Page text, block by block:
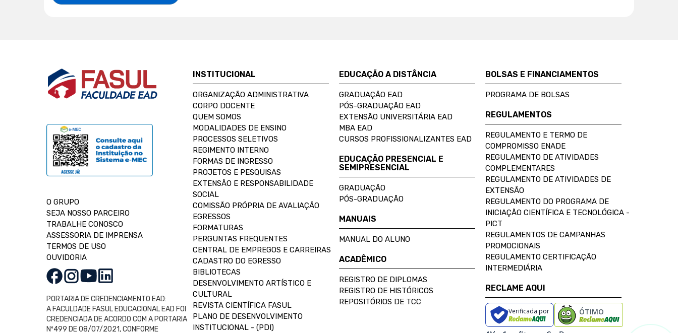
O GRUPO
SEJA NOSSO PARCEIRO
TRABALHE CONOSCO
ASSESSORIA DE IMPRENSA
TERMOS DE USO
OUVIDORIA
PORTARIA DE CREDENCIAMENTO EAD:
A FACULDADE FASUL EDUCACIONAL EAD FOI
CREDENCIADA DE ACORDO COM A PORTARIA
Nº499 DE 08/07/2021, CONFORME
INSTITUCIONAL
ORGANIZAÇÃO ADMINISTRATIVA
CORPO DOCENTE
QUEM SOMOS
MODALIDADES DE ENSINO
PROCESSOS SELETIVOS
REGIMENTO INTERNO
FORMAS DE INGRESSO
PROJETOS E PESQUISAS
EXTENSÃO E RESPONSABILIDADE
SOCIAL
COMISSÃO PRÓPRIA DE AVALIAÇÃO
EGRESSOS
FORMATURAS
PERGUNTAS FREQUENTES
CENTRAL DE EMPREGOS E CARREIRAS
CADASTRO DO EGRESSO
BIBLIOTECAS
DESENVOLVIMENTO ARTÍSTICO E
CULTURAL
REVISTA CIENTÍFICA FASUL
PLANO DE DESENVOLVIMENTO
INSTITUCIONAL - (PDI)
EDUCAÇÃO A DISTÂNCIA
GRADUAÇÃO EAD
PÓS-GRADUAÇÃO EAD
EXTENSÃO UNIVERSITÁRIA EAD
MBA EAD
CURSOS PROFISSIONALIZANTES EAD
EDUCAÇÃO PRESENCIAL E
SEMIPRESENCIAL
GRADUAÇÃO
PÓS-GRADUAÇÃO
MANUAIS
MANUAL DO ALUNO
ACADÊMICO
REGISTRO DE DIPLOMAS
REGISTRO DE HISTÓRICOS
REPOSITÓRIOS DE TCC
BOLSAS E FINANCIAMENTOS
PROGRAMA DE BOLSAS
REGULAMENTOS
REGULAMENTO E TERMO DE
COMPROMISSO ENADE
REGULAMENTO DE ATIVIDADES
COMPLEMENTARES
REGULAMENTO DE ATIVIDADES DE
EXTENSÃO
REGULAMENTO DO PROGRAMA DE
INICIAÇÃO CIENTÍFICA E TECNOLÓGICA -
PICT
REGULAMENTOS DE CAMPANHAS
PROMOCIONAIS
REGULAMENTO CERTIFICAÇÃO
INTERMEDIÁRIA
RECLAME AQUI
Verificada por ÓTIMO